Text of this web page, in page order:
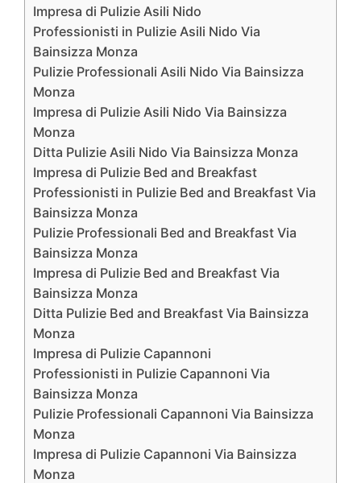
Impresa di Pulizie Asili Nido
Professionisti in Pulizie Asili Nido Via
Bainsizza Monza
Pulizie Professionali Asili Nido Via Bainsizza
Monza
Impresa di Pulizie Asili Nido Via Bainsizza
Monza
Ditta Pulizie Asili Nido Via Bainsizza Monza
Impresa di Pulizie Bed and Breakfast
Professionisti in Pulizie Bed and Breakfast Via
Bainsizza Monza
Pulizie Professionali Bed and Breakfast Via
Bainsizza Monza
Impresa di Pulizie Bed and Breakfast Via
Bainsizza Monza
Ditta Pulizie Bed and Breakfast Via Bainsizza
Monza
Impresa di Pulizie Capannoni
Professionisti in Pulizie Capannoni Via
Bainsizza Monza
Pulizie Professionali Capannoni Via Bainsizza
Monza
Impresa di Pulizie Capannoni Via Bainsizza
Monza